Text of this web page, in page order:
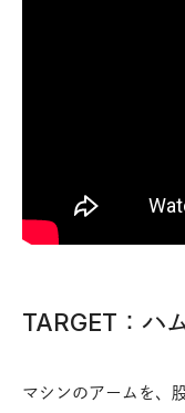
TARGET：ハ
マシンのアームを、